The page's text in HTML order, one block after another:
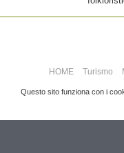
HOME Turismo
Questo sito funziona con i